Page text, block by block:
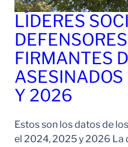
LÍDERES
FIRMANTES
Y 2026
Estos son los datos de
el 2024, 2025 y 2026 La